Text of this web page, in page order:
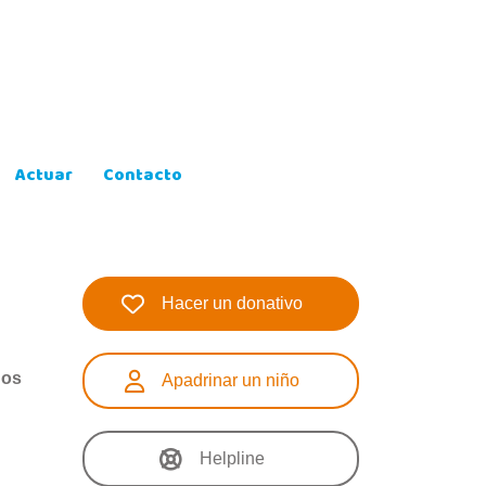
Actuar Contacto
Hacer un donativo
Apadrinar un niño
Helpline